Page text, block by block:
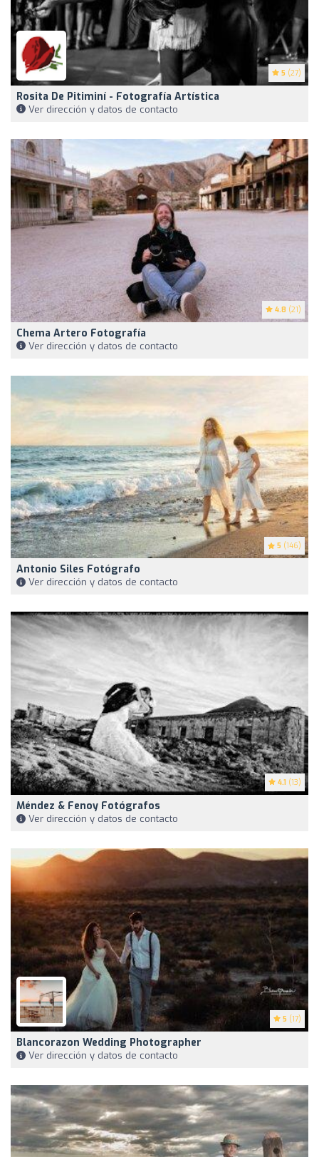
5 (27)
Rosita De Pitiminí - Fotografía Artística
Ver dirección y datos de contacto
4.8 (21)
Chema Artero Fotografía
Ver dirección y datos de contacto
5 (146)
Antonio Siles Fotógrafo
Ver dirección y datos de contacto
4.1 (13)
Méndez & Fenoy Fotógrafos
Ver dirección y datos de contacto
5 (17)
Blancorazon Wedding Photographer
Ver dirección y datos de contacto